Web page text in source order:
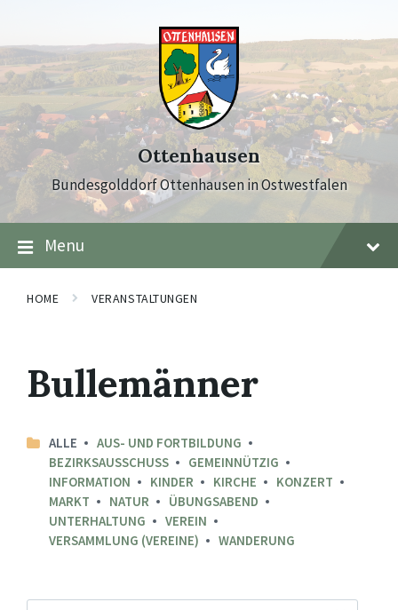
content
main
navigation
footer
Ottenhausen
Bundesgolddorf Ottenhausen in Ostwestfalen
Menu
HOME VERANSTALTUNGEN
Bullemänner
ALLE
AUS- UND FORTBILDUNG
BEZIRKSAUSSCHUSS
GEMEINNÜTZIG
INFORMATION
KINDER KIRCHE
KONZERT
MARKT
NATUR
ÜBUNGSABEND
UNTERHALTUNG
VEREIN
VERSAMMLUNG (VEREINE)
WANDERUNG